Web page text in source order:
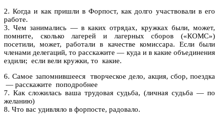
2. Когда и как пришли в Форпост, как долго участвовали в его
работе.
3. Чем занимались — в каких отрядах, кружках были, может,
помните, сколько лагерей и лагерных сборов («КОМС»)
посетили, может, работали в качестве комиссара. Если были
членами делегаций, то расскажите — куда и в какие объединения
ездили; если вели кружки, то какие.
6. Самое запомнившееся
творческое дело, акция, сбор, поездка
— расскажите поподробнее
7. Как сложилась ваша трудовая судьба, (личная судьба — по
желанию)
8. Что вас удивляло в форпосте, радовало.